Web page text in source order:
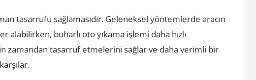
tasarrufu sağlamasıdır. Geleneksel yöntemlerde aracın
alabilirken, buharlı oto yıkama işlemi daha hızlı
zamandan tasarruf etmelerini sağlar ve daha verimli bir